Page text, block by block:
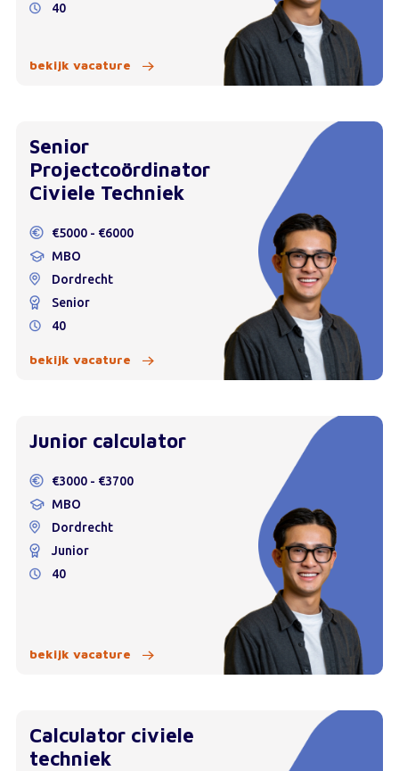
40
bekijk vacature
Senior
Projectcoördinator
Civiele Techniek
€5000 - €6000
MBO
Dordrecht
Senior
40
bekijk vacature
Junior calculator
€3000 - €3700
MBO
Dordrecht
Junior
40
bekijk vacature
Calculator civiele
techniek